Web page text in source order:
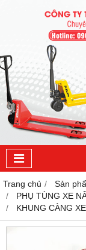
Trang chủ Sản
PHỤ TÙNG XE
KHUNG CÀNG